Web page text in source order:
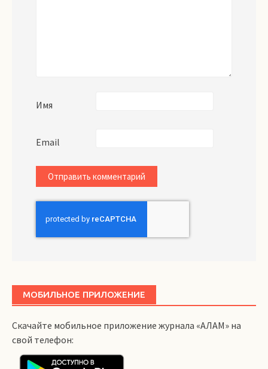
Имя
Email
МОБИЛЬНОЕ ПРИЛОЖЕНИЕ
Скачайте мобильное приложение журнала «АЛАМ» на
свой телефон: